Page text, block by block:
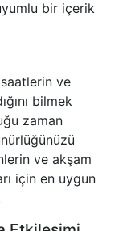
bir içerik
ve
bilmek
zaman
ve akşam
için en uygun